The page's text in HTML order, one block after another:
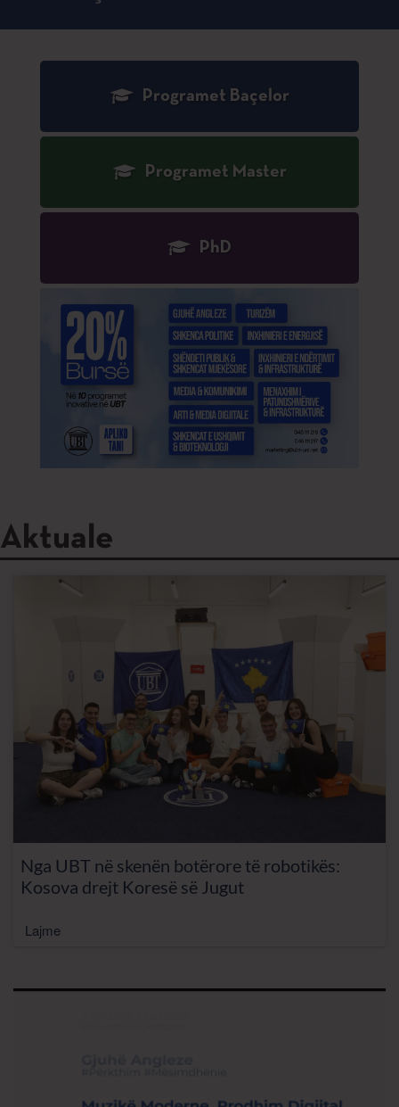
Programet Baçelor
Programet Master
PhD
Aktuale
Nga UBT në skenën botërore të robotikës:
Kosova drejt Koresë së Jugut
Lajme